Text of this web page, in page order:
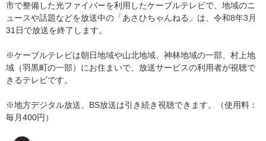
市で整備した光ファイバーを利用したケーブルテレビで、地域のニ
ュースや話題などを放送中の「あさひちゃんねる」は、令和8年3月
31日で放送を終了します。
※ケーブルテレビは朝日地域や山北地域、神林地域の一部、村上地
域（羽黒町の一部）にお住まいで、放送サービスの利用者が視聴で
きるテレビです。
※地方デジタル放送、BS放送は引き続き視聴できます。（使用料：
毎月400円）